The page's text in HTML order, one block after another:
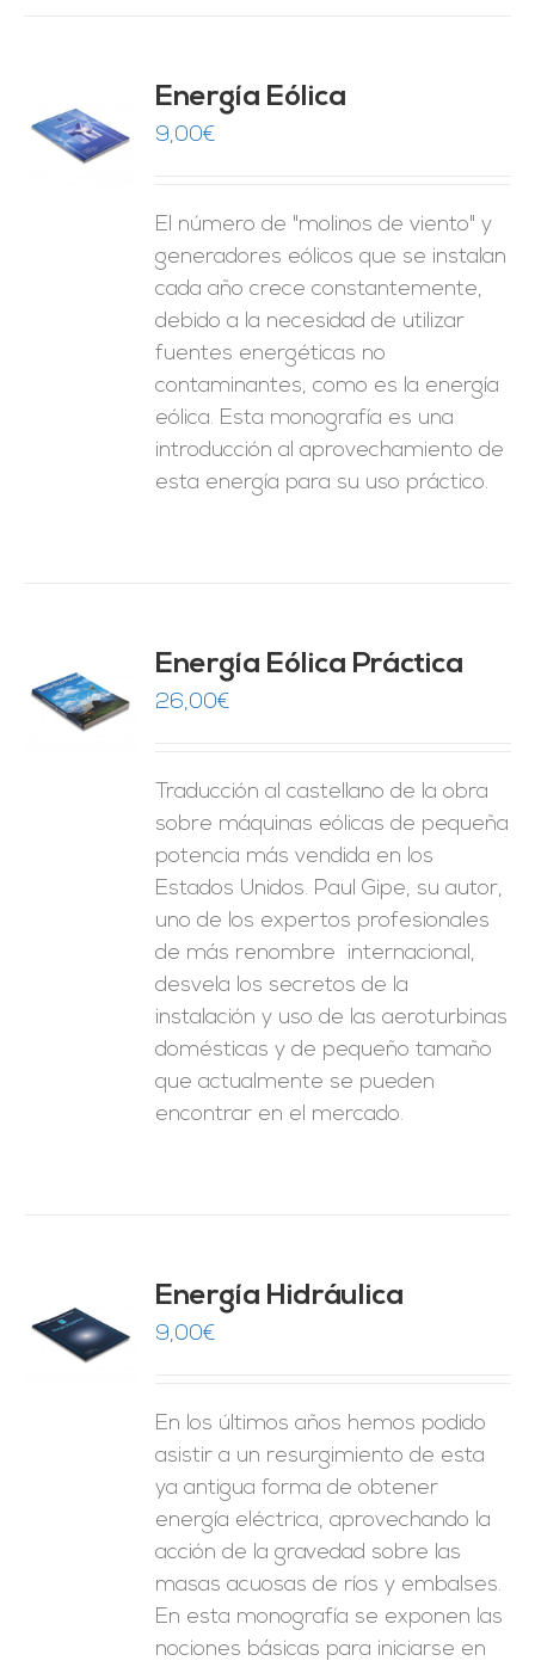
Energía Eólica
9,00€
El número de "molinos de viento" y
generadores eólicos que se instalan
cada año crece constantemente,
debido a la necesidad de utilizar
fuentes energéticas no
contaminantes, como es la energía
eólica. Esta monografía es una
introducción al aprovechamiento de
esta energía para su uso práctico.
Energía Eólica Práctica
26,00€
Traducción al castellano de la obra
sobre máquinas eólicas de pequeña
potencia más vendida en los
Estados Unidos. Paul Gipe, su autor,
uno de los expertos profesionales
de más renombre internacional,
desvela los secretos de la
instalación y uso de las aeroturbinas
domésticas y de pequeño tamaño
que actualmente se pueden
encontrar en el mercado.
Energía Hidráulica
9,00€
En los últimos años hemos podido
asistir a un resurgimiento de esta
ya antigua forma de obtener
energía eléctrica, aprovechando la
acción de la gravedad sobre las
masas acuosas de ríos y embalses.
En esta monografía se exponen las
nociones básicas para iniciarse en